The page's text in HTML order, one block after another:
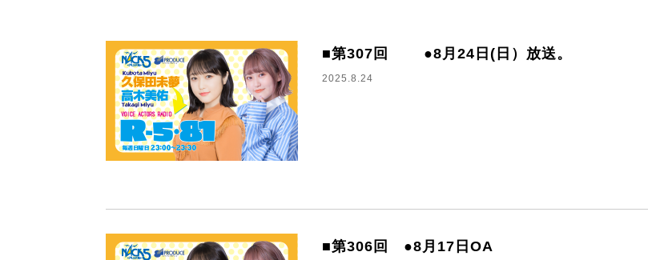
■第307回 ●8月24日(日）放送。
2025.8.24
■第306回 ●8月17日OA